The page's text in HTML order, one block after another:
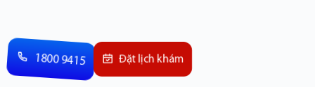
1800 9415 Đặt lịch khám